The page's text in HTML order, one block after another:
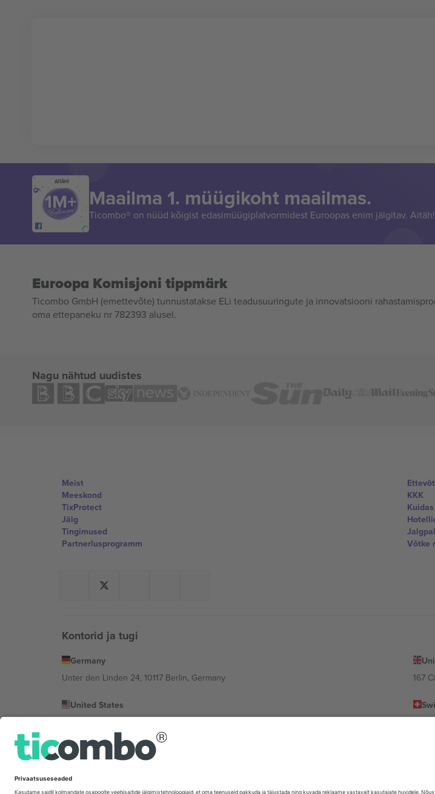
AITÄH!
Maailma 1. müügikoht maailmas.
Ticombo® on nüüd kõigist edasimüügiplatvormidest Euroopas enim jälgitav. Aitäh!
Euroopa Komisjoni tippmärk
Ticombo GmbH (emettevõte) tunnustatakse ELi teadusuuringute ja innovatsiooni
oma ettepaneku nr 782393 alusel.
Nagu nähtud uudistes
Meist
Meeskond
TixProtect
Jälg
Tingimused
Partnerlusprogramm
KKK
Võtke
Kontorid ja tugi
Germany
Unter den Linden 24, 10117 Berlin, Germany
167
United States
Bulgaria